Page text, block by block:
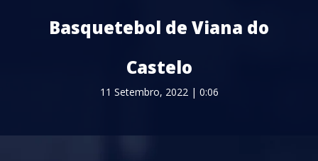
Basquetebol de Viana do
Castelo
11 Setembro, 2022 | 0:06